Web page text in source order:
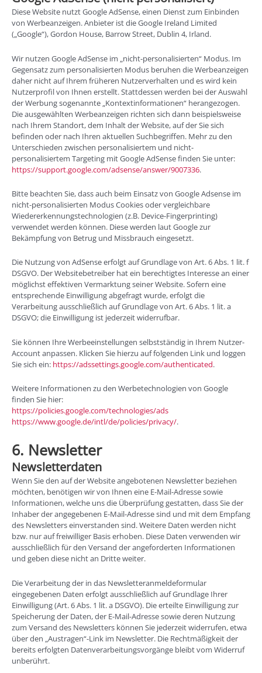
Diese Website nutzt Google AdSense, einen Dienst zum Einbinden
von Werbeanzeigen. Anbieter ist die Google Ireland Limited
(„Google“), Gordon House, Barrow Street, Dublin 4, Irland.
Wir nutzen Google AdSense im „nicht-personalisierten“ Modus. Im
Gegensatz zum personalisierten Modus beruhen die Werbeanzeigen
daher nicht auf Ihrem früheren Nutzerverhalten und es wird kein
Nutzerprofil von Ihnen erstellt. Stattdessen werden bei der Auswahl
der Werbung sogenannte „Kontextinformationen“ herangezogen.
Die ausgewählten Werbeanzeigen richten sich dann beispielsweise
nach Ihrem Standort, dem Inhalt der Website, auf der Sie sich
befinden oder nach Ihren aktuellen Suchbegriffen. Mehr zu den
Unterschieden zwischen personalisiertem und nicht-
personalisiertem Targeting mit Google AdSense finden Sie unter:
https://support.google.com/adsense/answer/9007336.
Bitte beachten Sie, dass auch beim Einsatz von Google Adsense im
nicht-personalisierten Modus Cookies oder vergleichbare
Wiedererkennungstechnologien (z.B. Device-Fingerprinting)
verwendet werden können. Diese werden laut Google zur
Bekämpfung von Betrug und Missbrauch eingesetzt.
Die Nutzung von AdSense erfolgt auf Grundlage von Art. 6 Abs. 1 lit. f
DSGVO. Der Websitebetreiber hat ein berechtigtes Interesse an einer
möglichst effektiven Vermarktung seiner Website. Sofern eine
entsprechende Einwilligung abgefragt wurde, erfolgt die
Verarbeitung ausschließlich auf Grundlage von Art. 6 Abs. 1 lit. a
DSGVO; die Einwilligung ist jederzeit widerrufbar.
Sie können Ihre Werbeeinstellungen selbstständig in Ihrem Nutzer-
Account anpassen. Klicken Sie hierzu auf folgenden Link und loggen
Sie sich ein: https://adssettings.google.com/authenticated.
Weitere Informationen zu den Werbetechnologien von Google
finden Sie hier:
https://policies.google.com/technologies/ads
https://www.google.de/intl/de/policies/privacy/.
6. Newsletter
Newsletter­daten
Wenn Sie den auf der Website angebotenen Newsletter beziehen
möchten, benötigen wir von Ihnen eine E-Mail-Adresse sowie
Informationen, welche uns die Überprüfung gestatten, dass Sie der
Inhaber der angegebenen E-Mail-Adresse sind und mit dem Empfang
des Newsletters einverstanden sind. Weitere Daten werden nicht
bzw. nur auf freiwilliger Basis erhoben. Diese Daten verwenden wir
ausschließlich für den Versand der angeforderten Informationen
und geben diese nicht an Dritte weiter.
Die Verarbeitung der in das Newsletteranmeldeformular
eingegebenen Daten erfolgt ausschließlich auf Grundlage Ihrer
Einwilligung (Art. 6 Abs. 1 lit. a DSGVO). Die erteilte Einwilligung zur
Speicherung der Daten, der E-Mail-Adresse sowie deren Nutzung
zum Versand des Newsletters können Sie jederzeit widerrufen, etwa
über den „Austragen“-Link im Newsletter. Die Rechtmäßigkeit der
bereits erfolgten Datenverarbeitungsvorgänge bleibt vom Widerruf
unberührt.